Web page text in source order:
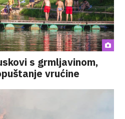
s grmljavinom,
vrućine